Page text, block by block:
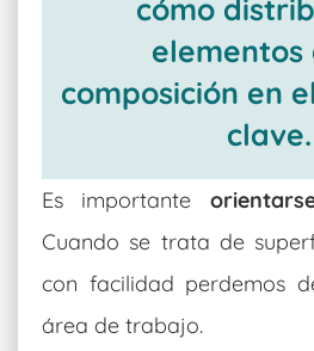
cómo
elementos
composición en
clave.
Es importante
Cuando se trata de
con facilidad perdemos
área de trabajo.